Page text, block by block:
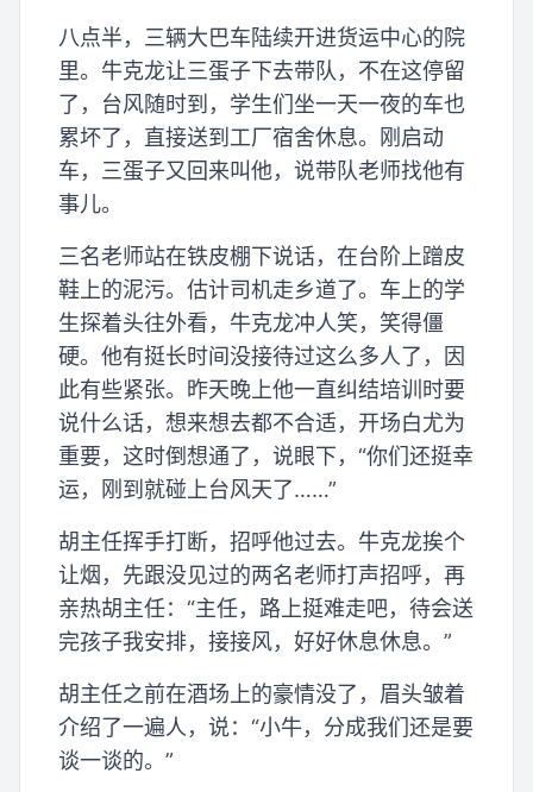
八点半，三辆大巴车陆续开进货运中心的院
里。牛克龙让三蛋子下去带队，不在这停留
了，台风随时到，学生们坐一天一夜的车也
累坏了，直接送到工厂宿舍休息。刚启动
车，三蛋子又回来叫他，说带队老师找他有
事儿。
三名老师站在铁皮棚下说话，在台阶上蹭皮
鞋上的泥污。估计司机走乡道了。车上的学
生探着头往外看，牛克龙冲人笑，笑得僵
硬。他有挺长时间没接待过这么多人了，因
此有些紧张。昨天晚上他一直纠结培训时要
说什么话，想来想去都不合适，开场白尤为
重要，这时倒想通了，说眼下，“你们还挺幸
运，刚到就碰上台风天了……”
胡主任挥手打断，招呼他过去。牛克龙挨个
让烟，先跟没见过的两名老师打声招呼，再
亲热胡主任：“主任，路上挺难走吧，待会送
完孩子我安排，接接风，好好休息休息。”
胡主任之前在酒场上的豪情没了，眉头皱着
介绍了一遍人，说：“小牛，分成我们还是要
谈一谈的。”